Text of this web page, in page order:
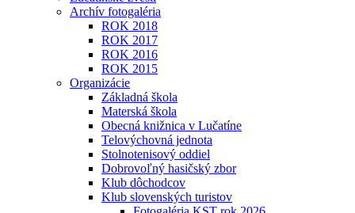
Archív fotogaléria
ROK 2018
ROK 2017
ROK 2016
ROK 2015
Organizácie
Základná škola
Materská škola
Obecná knižnica v Lučatíne
Telovýchovná jednota
Stolnotenisový oddiel
Dobrovoľný hasičský zbor
Klub dôchodcov
Klub slovenských turistov